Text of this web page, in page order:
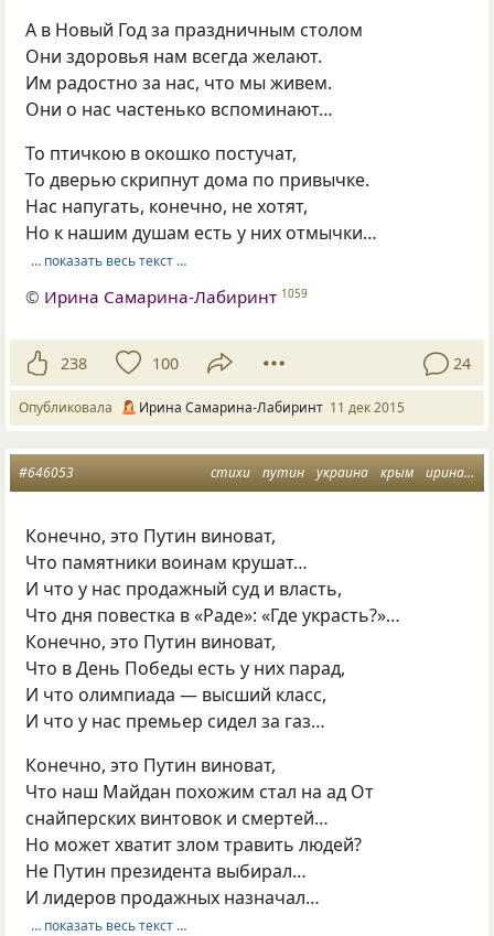
А в Новый Год за праздничным столом
Они здоровья нам всегда желают.
Им радостно за нас, что мы живем.
Они о нас частенько вспоминают…
То птичкою в окошко постучат,
То дверью скрипнут дома по привычке.
Нас напугать, конечно, не хотят,
Но к нашим душам есть у них отмычки…
… показать весь текст …
© Ирина Самарина-Лабиринт 1059
238 100 24
Опубликовала Ирина Самарина-Лабиринт 11 дек 2015
стихи путин украина крым ирина самарина
#646053
Конечно, это Путин виноват,
Что памятники воинам крушат…
И что у нас продажный суд и власть,
Что дня повестка в «Раде»: «Где украсть?»…
Конечно, это Путин виноват,
Что в День Победы есть у них парад,
И что олимпиада — высший класс,
И что у нас премьер сидел за газ…
Конечно, это Путин виноват,
Что наш Майдан похожим стал на ад От
снайперских винтовок и смертей…
Но может хватит злом травить людей?
Не Путин президента выбирал…
И лидеров продажных назначал…
… показать весь текст …